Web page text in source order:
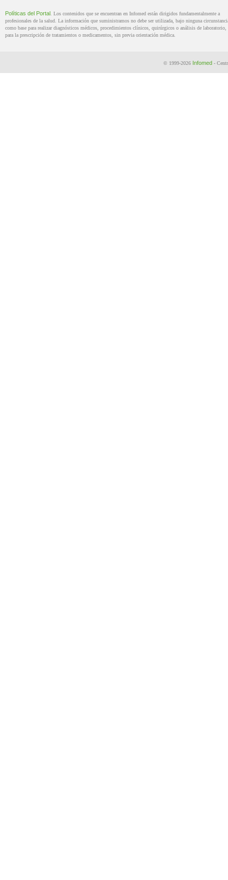
Políticas del Portal . Los contenidos que se encuentran en Infomed están dirigidos fundamentalmente a
profesionales de la salud. La información que suministramos no debe ser utilizada, bajo ninguna
como base para realizar diagnósticos médicos, procedimientos clínicos, quirúrgicos o análisis de laboratorio,
para la prescripción de tratamientos o medicamentos, sin previa orientación médica.
© 1999-2026 Infomed -